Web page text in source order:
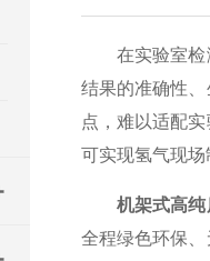
在实验室检测
结果的准确性
点，难以适配
可实现氢气现
机架式高
全程绿色环保